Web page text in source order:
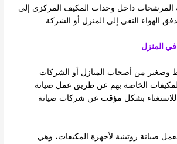
المرشحات داخل وحدات المكيف المركزي إلى
الهواء النقي إلى المنزل أو الشركة
في المنزل
وصغير من أصحاب المنازل أو الشركات
الخاصة بهم عن طريق عمل صيانة
للاستغناء بشكل مؤقت عن شركات صيانة
صيانة روتينية لأجهزة المكيفات، وهي